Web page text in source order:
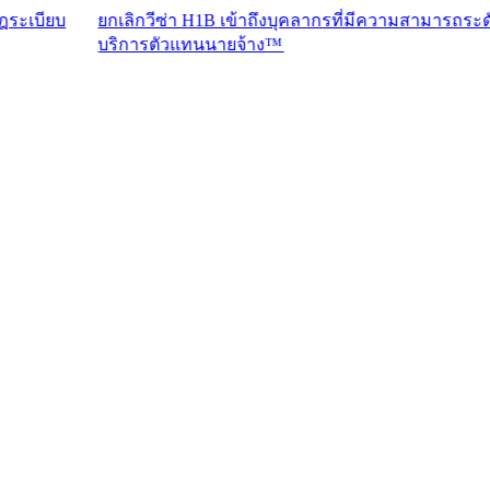
ยกเลิกวีซ่า H1B เข้าถึงบุคลากรที่มีความสามารถระดับสูงด้วย
บริการตัวแทนนายจ้าง™​​